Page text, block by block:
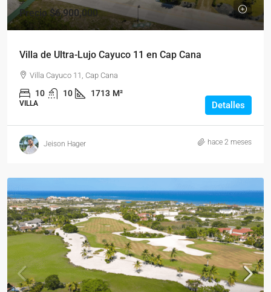
Precio$6,900,000
Villa de Ultra-Lujo Cayuco 11 en Cap Cana
Villa Cayuco 11, Cap Cana
10 10 1713 M²
VILLA Detalles
Jeison Hager hace 2 meses